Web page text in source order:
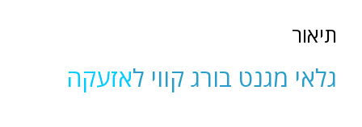
תיאור
גלאי מגנט בורג קווי לאזעקה